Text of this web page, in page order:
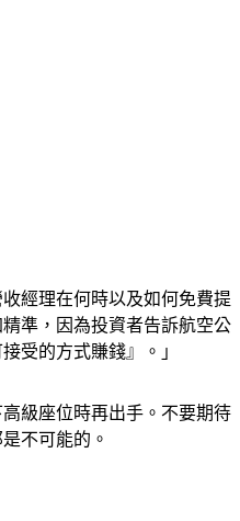
經理在何時以及如何免費提
準，因為投資者告訴航空公
受的方式賺錢』。」
級座位時再出手。不要期待
不可能的。